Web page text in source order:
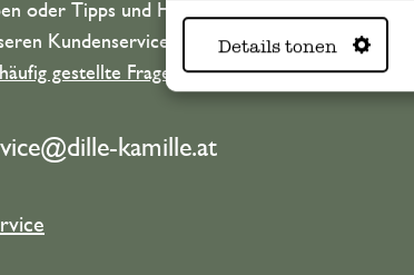
Details tonen
oder Tipps und Hilfe brauchen, wenden
Kundenservice. Oder lesen Sie hier
häufig gestellte Fragen .
kamille.at